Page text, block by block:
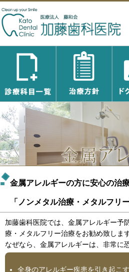
金属アレルギーの方に安心の治
「ノンメタル治療・メタルフリ
加藤歯科医院では、金属アレルギー予
療・メタルフリー治療をお勧め致します
なぜなら、金属アレルギーは、非常に
全身のアレルギー疾患を引き起こ